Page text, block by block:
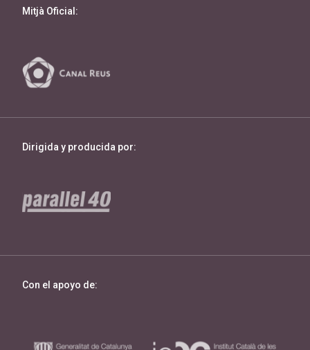
Mitjà Oficial:
Dirigida y producida por:
Con el apoyo de: